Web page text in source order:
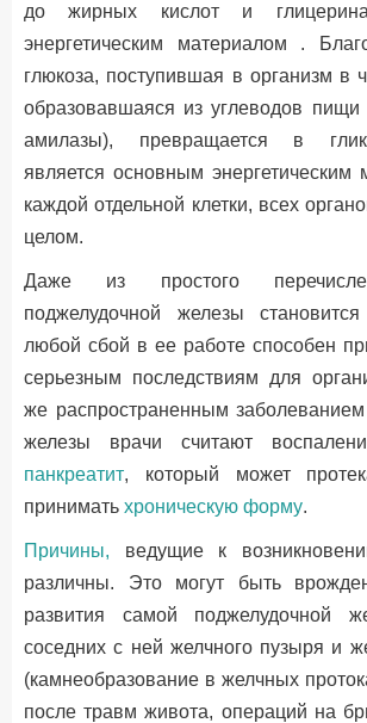
до жирных кислот и
энергетическим материалом .
глюкоза, поступившая в организм в
образовавшаяся из углеводов пищи
амилазы), превращается в
является основным энергетическим
каждой отдельной клетки, всех
целом.
Даже из простого
поджелудочной железы
любой сбой в ее работе способен
серьезным последствиям для
же распространенным
железы врачи считают
панкреатит, который может
принимать хроническую форму.
Причины, ведущие к
различны. Это могут быть
развития самой поджелудочной
соседних с ней желчного пузыря и
(камнеобразование в желчных
после травм живота, операций на